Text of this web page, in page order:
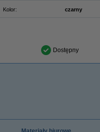
Kolor: czarny
Dostępny